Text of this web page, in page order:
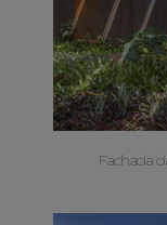
Fachada